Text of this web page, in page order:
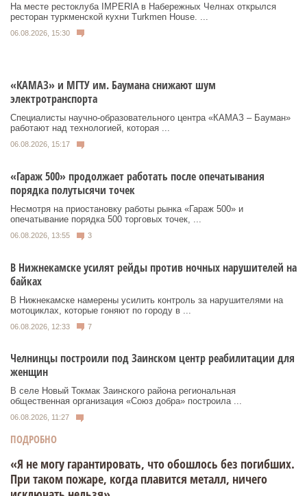
На месте рестоклуба IMPERIA в Набережных Челнах открылся
ресторан туркменской кухни Turkmen House. ...
06.08.2026, 15:30
«КАМАЗ» и МГТУ им. Баумана снижают шум
электротранспорта
Специалисты научно-образовательного центра «КАМАЗ – Бауман»
работают над технологией, которая ...
06.08.2026, 15:17
«Гараж 500» продолжает работать после опечатывания
порядка полутысячи точек
Несмотря на приостановку работы рынка «Гараж 500» и
опечатывание порядка 500 торговых точек, ...
06.08.2026, 13:55 3
В Нижнекамске усилят рейды против ночных нарушителей на
байках
В Нижнекамске намерены усилить контроль за нарушителями на
мотоциклах, которые гоняют по городу в ...
06.08.2026, 12:33 7
Челнинцы построили под Заинском центр реабилитации для
женщин
В селе Новый Токмак Заинского района региональная
общественная организация «Союз добра» построила ...
06.08.2026, 11:27
ПОДРОБНО
«Я не могу гарантировать, что обошлось без погибших.
При таком пожаре, когда плавится металл, ничего